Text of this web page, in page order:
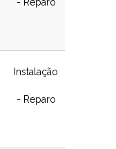
Instalação
- Reparo